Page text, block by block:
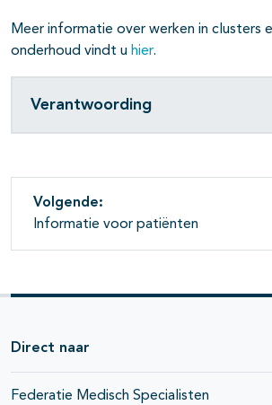
Meer informatie over werken in clusters
onderhoud vindt u hier.
Verantwoording
Volgende:
Informatie voor patiënten
Direct naar
Federatie Medisch Specialisten